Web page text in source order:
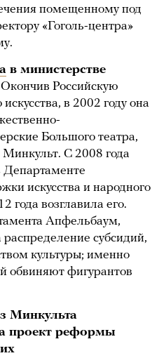
помещенному под
«Гоголь-центра»
в министерстве
Окончив Российскую
в 2002 году она
Большого театра,
С 2008 года
Департаменте
искусства и народного
года возглавила его.
Апфельбаум,
распределение субсидий,
культуры; именно
обвиняют фигурантов
Минкульта
проект реформы